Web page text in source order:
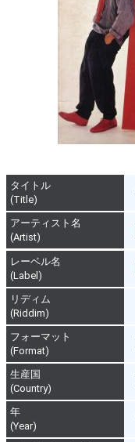
タイトル
(Title)
アーティスト名
(Artist)
レーベル名
(Label)
リディム
(Riddim)
フォーマット
(Format)
生産国
(Country)
年
(Year)